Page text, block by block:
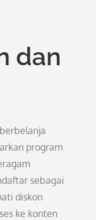
dan
program
sebagai
diskon
ke konten